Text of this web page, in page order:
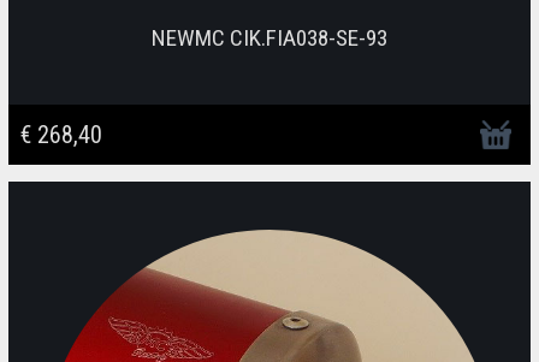
NEWMC CIK.FIA038-SE-93
€ 268,40